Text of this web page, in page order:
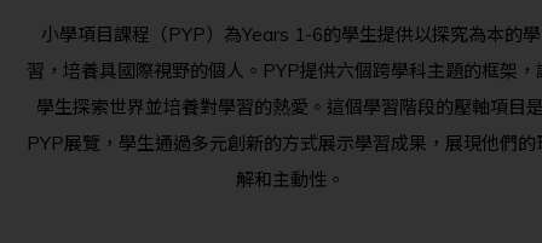
小學項目課程（PYP）為Years 1-6的學生提供以探究為本的學
習，培養具國際視野的個人。PYP提供六個跨學科主題的框架，
學生探索世界並培養對學習的熱愛。這個學習階段的壓軸項目
PYP展覽，學生通過多元創新的方式展示學習成果，展現他們的
解和主動性。